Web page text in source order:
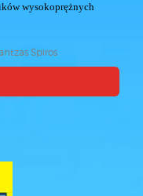
wysokoprężnych
Spiros